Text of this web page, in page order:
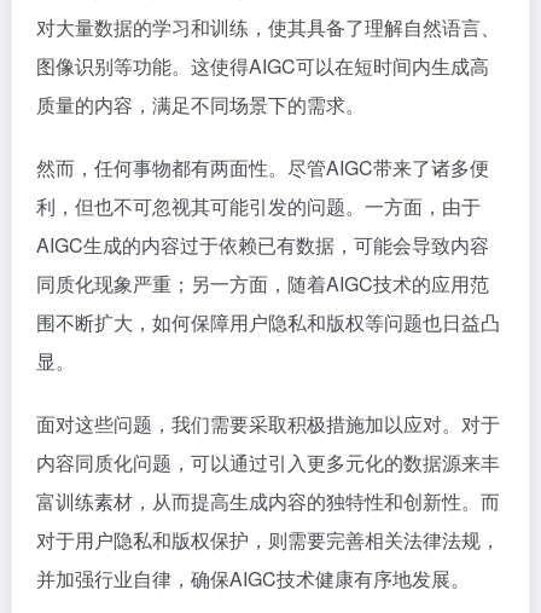
对大量数据的学习和训练，使其具备了理解自然语言、
图像识别等功能。这使得AIGC可以在短时间内生成高
质量的内容，满足不同场景下的需求。
然而，任何事物都有两面性。尽管AIGC带来了诸多便
利，但也不可忽视其可能引发的问题。一方面，由于
AIGC生成的内容过于依赖已有数据，可能会导致内容
同质化现象严重；另一方面，随着AIGC技术的应用范
围不断扩大，如何保障用户隐私和版权等问题也日益凸
显。
面对这些问题，我们需要采取积极措施加以应对。对于
内容同质化问题，可以通过引入更多元化的数据源来丰
富训练素材，从而提高生成内容的独特性和创新性。而
对于用户隐私和版权保护，则需要完善相关法律法规，
并加强行业自律，确保AIGC技术健康有序地发展。